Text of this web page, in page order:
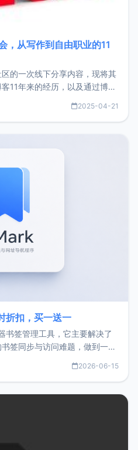
，从写作到自由职业的11
的一次线下分享内容，现将其
11年来的经历，以及通过博客
数据和产品现状。自我介绍大
2025-04-21
折扣，买一送一
签管理工具，它主要解决了
签同步与访问难题，做到一处
地址：
2026-06-15